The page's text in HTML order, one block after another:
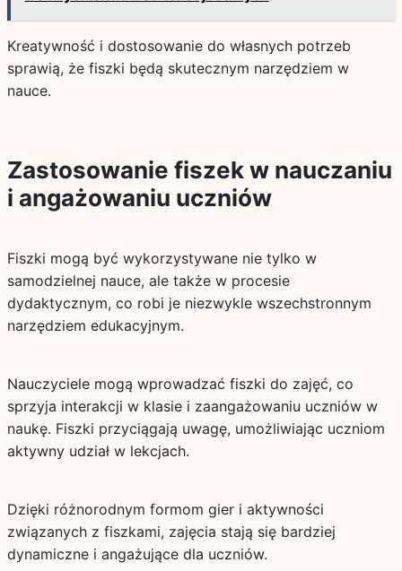
Kreatywność i dostosowanie do własnych potrzeb
sprawią, że fiszki będą skutecznym narzędziem w
nauce.
Zastosowanie fiszek w nauczaniu
i angażowaniu uczniów
Fiszki mogą być wykorzystywane nie tylko w
samodzielnej nauce, ale także w procesie
dydaktycznym, co robi je niezwykle wszechstronnym
narzędziem edukacyjnym.
Nauczyciele mogą wprowadzać fiszki do zajęć, co
sprzyja interakcji w klasie i zaangażowaniu uczniów w
naukę. Fiszki przyciągają uwagę, umożliwiając uczniom
aktywny udział w lekcjach.
Dzięki różnorodnym formom gier i aktywności
związanych z fiszkami, zajęcia stają się bardziej
dynamiczne i angażujące dla uczniów.